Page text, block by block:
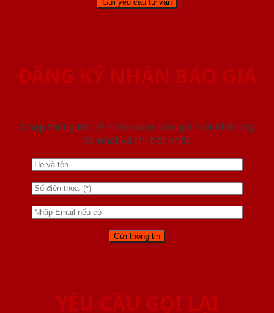
ĐĂNG KÝ NHẬN BÁO GIÁ
Nhập thông tin để nhận được báo giá mới nhât đầy
đủ nhất và chi tiết nhất.
YÊU CẦU GỌI LẠI